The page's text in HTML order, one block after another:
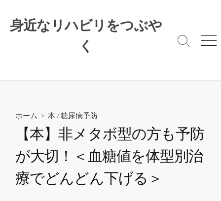
ス
身近なリハビリをつぶや
く
検
メ
ホーム > 本 /糖尿病予防
【本】非メタボ型の方も予防
が大切！＜血糖値を体型別治
療でどんどん下げる＞